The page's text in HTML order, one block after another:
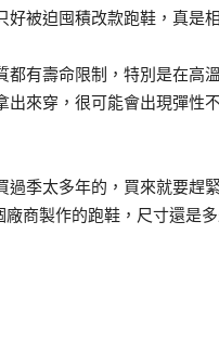
被迫囤積改款跑鞋，真是
有壽命限制，特別是在高
來穿，很可能會出現彈性
過季太多年的，買來就要
商製作的跑鞋，尺寸還是